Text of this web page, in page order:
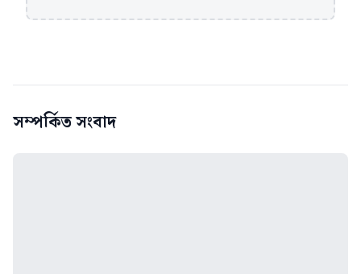
সম্পর্কিত সংবাদ